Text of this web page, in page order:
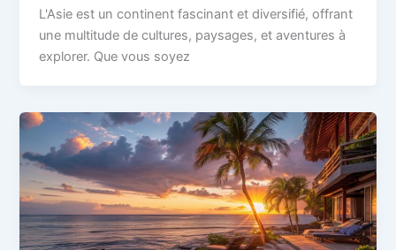
L'Asie est un continent fascinant et diversifié, offrant
une multitude de cultures, paysages, et aventures à
explorer. Que vous soyez